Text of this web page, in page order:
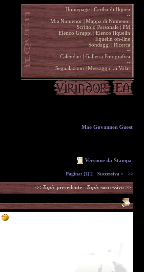
Homepage| Cartha di Ilquen .
~.
Mia Numenor | Mappa di Numenor .
Scrittoio Personale| PM .
Elenco Gruppi | Elenco Ilquelin .
Ilquelin on-line .
Sondaggi | Ricerca .
~.
Calendari | Galleria Fotografica .
~.
Segnalazioni| Messaggio ai Valar .
Mae Govannen Guest
Versione da Stampa
Pagina: [1] 2 Successiva > >>
<< Topicprecedente Topicsuccessivo >>